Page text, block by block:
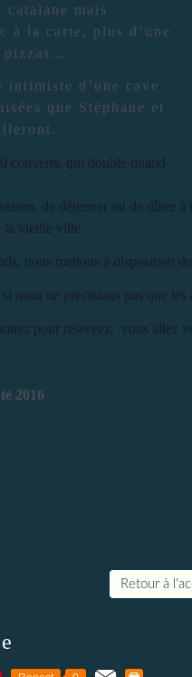
mais
à la carte, plus d’une
pizzas…
intimiste d’une cave
que Stéphane et
couverts, qui double quand
de déjeuner ou de dîner
la vieille ville.
nous mettons à disposition
nous ne précisions pas que les
pour réservez, vous allez
2016
Retour à